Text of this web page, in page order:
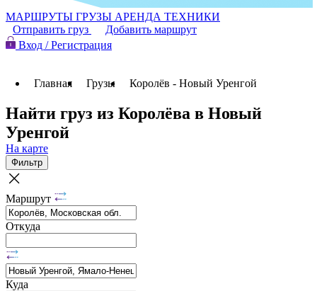
МАРШРУТЫ ГРУЗЫ АРЕНДА ТЕХНИКИ
Отправить груз
Добавить маршрут
Вход / Регистрация
Главная Грузы Королёв - Новый Уренгой
Найти груз из Королёва в Новый
Уренгой
На карте
Фильтр
Маршрут
Откуда
Куда